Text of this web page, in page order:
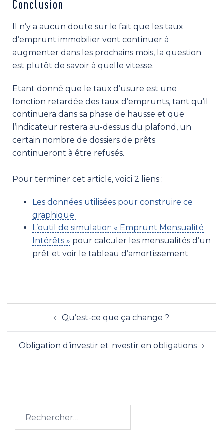
Conclusion
Il n’y a aucun doute sur le fait que les taux
d’emprunt immobilier vont continuer à
augmenter dans les prochains mois, la question
est plutôt de savoir à quelle vitesse.
Etant donné que le taux d’usure est une
fonction retardée des taux d’emprunts, tant qu’il
continuera dans sa phase de hausse et que
l’indicateur restera au-dessus du plafond, un
certain nombre de dossiers de prêts
continueront à être refusés.
Pour terminer cet article, voici 2 liens :
Les données utilisées pour construire ce
graphique
L’outil de simulation « Emprunt Mensualité
Intérêts » pour calculer les mensualités d’un
prêt et voir le tableau d’amortissement
Qu’est-ce que ça change ?
Obligation d’investir et investir en obligations